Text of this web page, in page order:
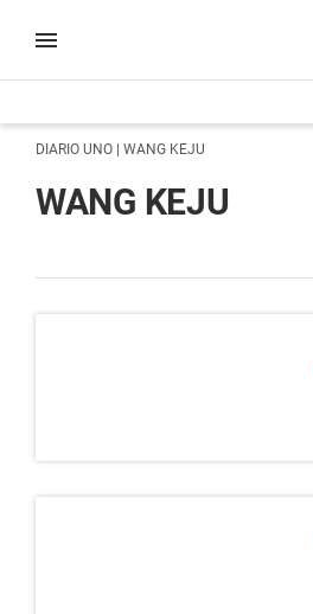
DIARIO UNO | WANG KEJU
WANG KEJU